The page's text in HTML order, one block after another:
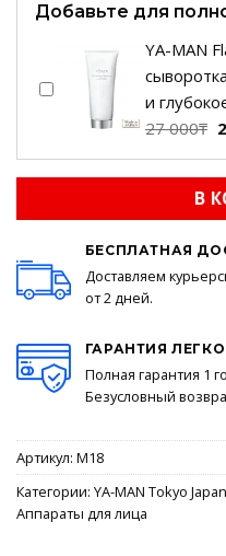
Добавьте для
YA-MAN
и
27 000₸
В
БЕСПЛАТНАЯ
Доставляем
от 2 дней.
ГАРАНТИЯ
Полная гарантия 1
Безусловный
Артикул: M18
Категории: YA-MAN Tokyo Japan
Аппараты для лица